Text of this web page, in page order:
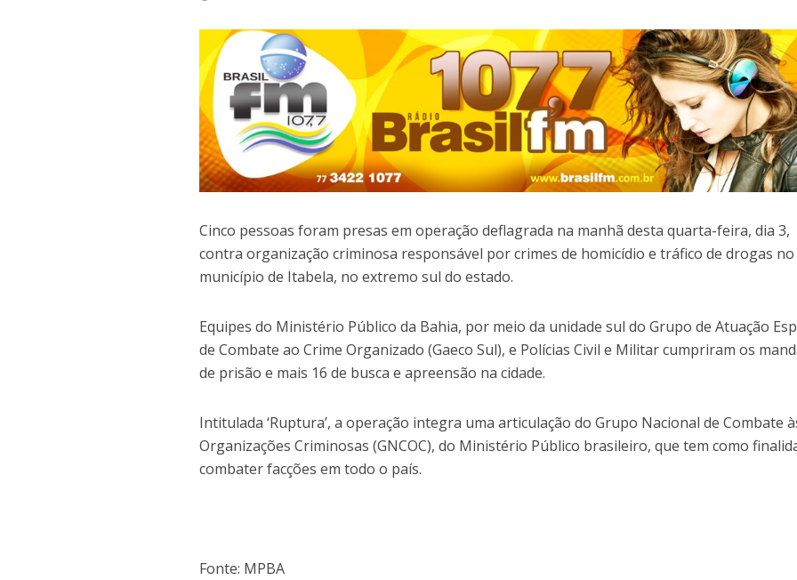
Cinco pessoas foram presas em operação deflagrada na manhã desta quarta-feira, dia 3,
contra organização criminosa responsável por crimes de homicídio e tráfico de drogas no
município de Itabela, no extremo sul do estado.
Equipes do Ministério Público da Bahia, por meio da unidade sul do Grupo de Atuação
de Combate ao Crime Organizado (Gaeco Sul), e Polícias Civil e Militar cumpriram os
de prisão e mais 16 de busca e apreensão na cidade.
Intitulada ‘Ruptura’, a operação integra uma articulação do Grupo Nacional de Combate
Organizações Criminosas (GNCOC), do Ministério Público brasileiro, que tem como
combater facções em todo o país.
Fonte: MPBA